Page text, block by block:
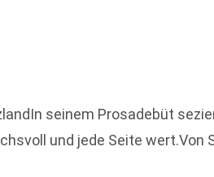
seinem Prosadebüt
und jede Seite wert.Von